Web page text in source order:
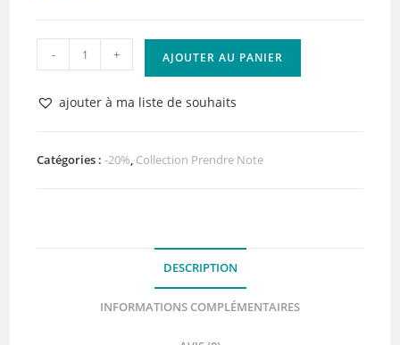
quantité
de
Papier
Prendre
- + AJOUTER AU PANIER
ajouter à ma liste de souhaits
Catégories :-20%, Collection Prendre Note
DESCRIPTION
INFORMATIONS COMPLÉMENTAIRES